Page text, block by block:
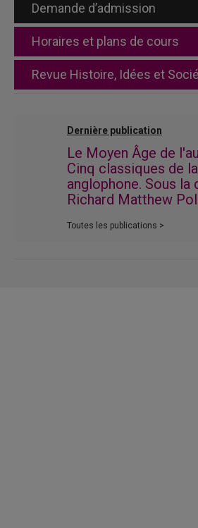
Demande d’admission
Horaires et plans de cours
Revue Histoire, Idées et
Dernière publication
Le Moyen Âge de
Cinq classiques de
anglophone. Sous la
Richard Matthew
Toutes les publications >